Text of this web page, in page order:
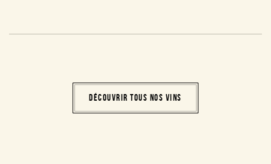
DÉCOUVRIR TOUS NOS VINS